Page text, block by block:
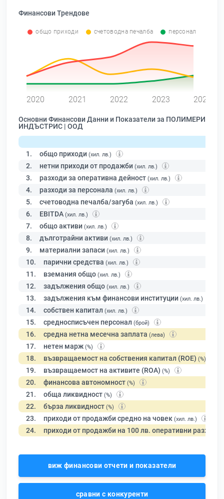
Финансови Трендове
общо приходи счетоводна печалба персонал
2020 2021 2022 2023 2024
Основни Финансови Данни и Показатели за ПОЛИМЕРИ
ИНДЪСТРИС | ООД
1. общо приходи (хил. лв.)
2. нетни приходи от продажби (хил. лв.)
3. разходи за оперативна дейност (хил. лв.)
4. разходи за персонала (хил. лв.)
5. счетоводна печалба/загуба (хил. лв.)
6. EBITDA (хил. лв.)
7. общо активи (хил. лв.)
8. дълготрайни активи (хил. лв.)
9. материални запаси (хил. лв.)
10. парични средства (хил. лв.)
11. вземания общо (хил. лв.)
12. задължения общо (хил. лв.)
13. задължения към финансови институции (хил. лв.)
14. собствен капитал (хил. лв.)
15. средносписъчен персонал (брой)
16. средна нетна месечна заплата (лева)
17. нетен марж (%)
18. възвращаемост на собствения капитал (ROE) (%)
19. възвращаемост на активите (ROA) (%)
20. финансова автономност (%)
21. обща ликвидност (%)
22. бърза ликвидност (%)
23. приходи от продажби средно на човек (хил. лв.)
24. приходи от продажби на 100 лв. оперативни разходи
виж финансови отчети и показатели
сравни с конкуренти